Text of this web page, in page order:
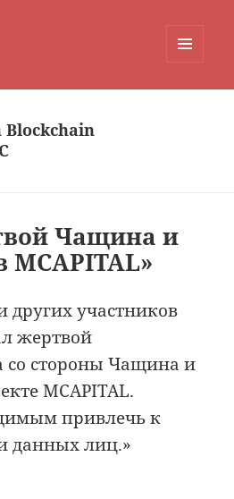
Blockchain
Чащина и
других участников
жертвой
со стороны Чащина и
MCAPITAL.
привлечь к
данных лиц.»